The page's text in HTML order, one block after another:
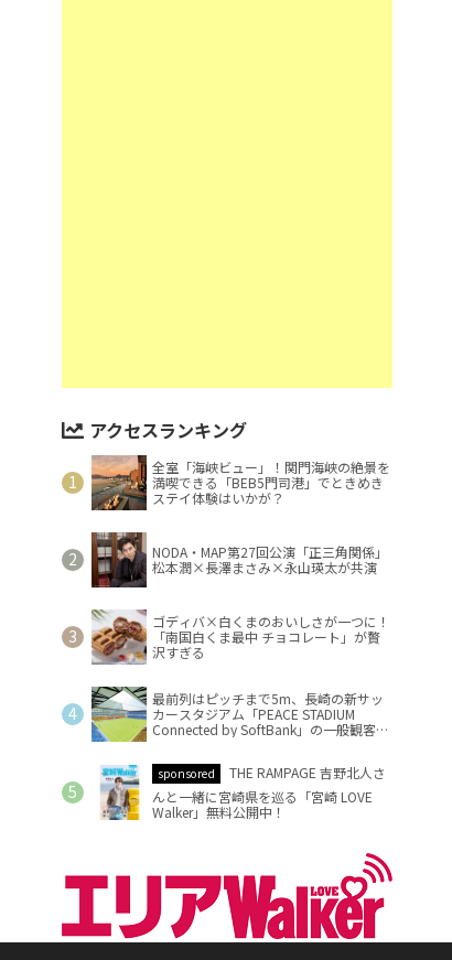
アクセスランキング
全室「海峡ビュー」！関門海峡の絶景を
満喫できる「BEB5門司港」でときめき
ステイ体験はいかが？
NODA・MAP第27回公演「正三角関係」
松本潤×長澤まさみ×永山瑛太が共演
ゴディバ×白くまのおいしさが一つに！
「南国白くま最中 チョコレート」が贅
沢すぎる
最前列はピッチまで5m、長崎の新サッ
カースタジアム「PEACE STADIUM
Connected by SoftBank」の一般観客席
sponsored
THE RAMPAGE 吉野北人さ
んと一緒に宮崎県を巡る「宮崎 LOVE
Walker」無料公開中！